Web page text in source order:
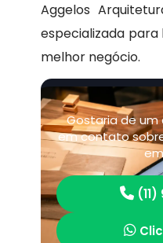
Aggelos
especializada
melhor negócio.
Gostaria de
em contato
(11)